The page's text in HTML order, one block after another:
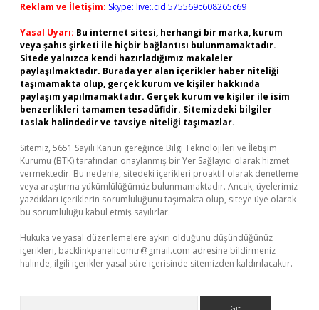
Reklam ve İletişim: Skype: live:.cid.575569c608265c69
Yasal Uyarı: Bu internet sitesi, herhangi bir marka, kurum
veya şahıs şirketi ile hiçbir bağlantısı bulunmamaktadır.
Sitede yalnızca kendi hazırladığımız makaleler
paylaşılmaktadır. Burada yer alan içerikler haber niteliği
taşımamakta olup, gerçek kurum ve kişiler hakkında
paylaşım yapılmamaktadır. Gerçek kurum ve kişiler ile isim
benzerlikleri tamamen tesadüfidir. Sitemizdeki bilgiler
taslak halindedir ve tavsiye niteliği taşımazlar.
Sitemiz, 5651 Sayılı Kanun gereğince Bilgi Teknolojileri ve İletişim
Kurumu (BTK) tarafından onaylanmış bir Yer Sağlayıcı olarak hizmet
vermektedir. Bu nedenle, sitedeki içerikleri proaktif olarak denetleme
veya araştırma yükümlülüğümüz bulunmamaktadır. Ancak, üyelerimiz
yazdıkları içeriklerin sorumluluğunu taşımakta olup, siteye üye olarak
bu sorumluluğu kabul etmiş sayılırlar.
Hukuka ve yasal düzenlemelere aykırı olduğunu düşündüğünüz
içerikleri, backlinkpanelicomtr@gmail.com adresine bildirmeniz
halinde, ilgili içerikler yasal süre içerisinde sitemizden kaldırılacaktır.